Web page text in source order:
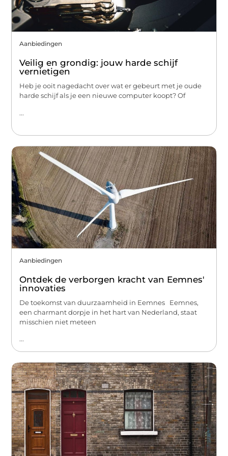
Aanbiedingen
Veilig en grondig: jouw harde schijf
vernietigen
Heb je ooit nagedacht over wat er gebeurt met je oude
harde schijf als je een nieuwe computer koopt? Of
...
Aanbiedingen
Ontdek de verborgen kracht van Eemnes'
innovaties
De toekomst van duurzaamheid in Eemnes Eemnes,
een charmant dorpje in het hart van Nederland, staat
misschien niet meteen
...